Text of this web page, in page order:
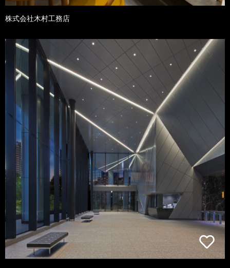
株式会社木村工務店